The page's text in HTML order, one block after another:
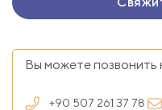
Вы можете позвонить
+90 507 261 37 78